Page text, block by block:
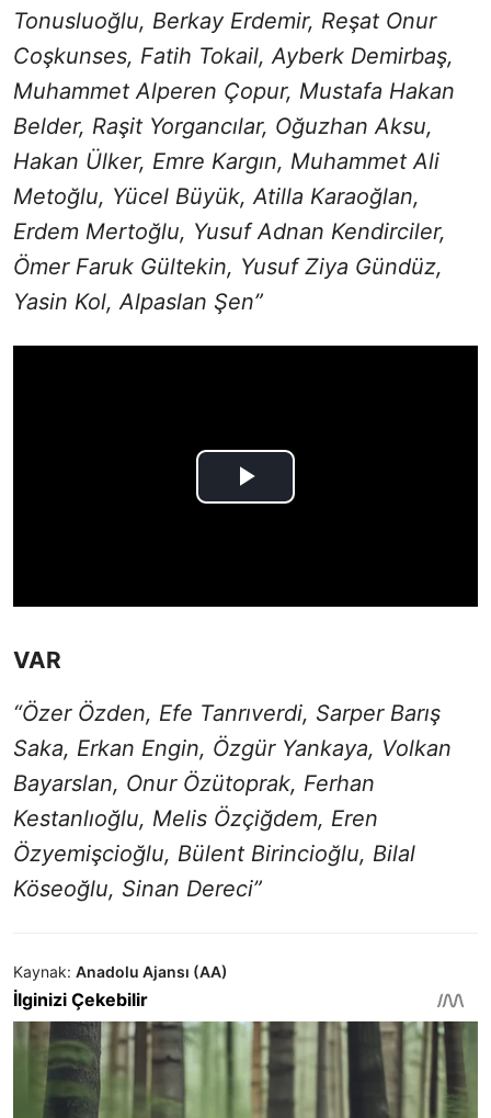
Tonusluoğlu, Berkay Erdemir, Reşat Onur
Coşkunses, Fatih Tokail, Ayberk Demirbaş,
Muhammet Alperen Çopur, Mustafa Hakan
Belder, Raşit Yorgancılar, Oğuzhan Aksu,
Hakan Ülker, Emre Kargın, Muhammet Ali
Metoğlu, Yücel Büyük, Atilla Karaoğlan,
Erdem Mertoğlu, Yusuf Adnan Kendirciler,
Ömer Faruk Gültekin, Yusuf Ziya Gündüz,
Yasin Kol, Alpaslan Şen”
VAR
“Özer Özden, Efe Tanrıverdi, Sarper Barış
Saka, Erkan Engin, Özgür Yankaya, Volkan
Bayarslan, Onur Özütoprak, Ferhan
Kestanlıoğlu, Melis Özçiğdem, Eren
Özyemişcioğlu, Bülent Birincioğlu, Bilal
Köseoğlu, Sinan Dereci”
Kaynak: Anadolu Ajansı (AA)